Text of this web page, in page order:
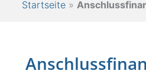
Startseite»